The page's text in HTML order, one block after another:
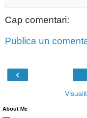
Cap comentari:
Publica un
‹
About Me